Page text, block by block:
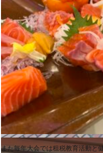
また毎年大会では租税教育活動と